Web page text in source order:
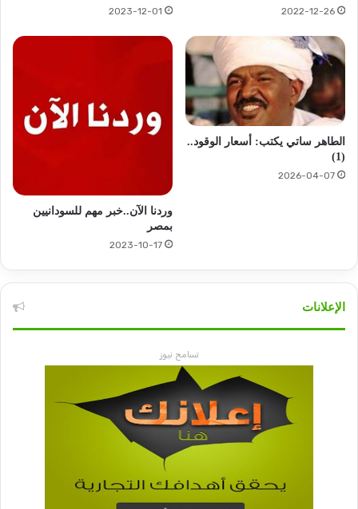
2022-12-26
2023-12-01
الطاهر ساتي يكتب: أسعار الوقود..
(1)
2026-04-07
وردنا الآن..خبر مهم للسودانيين
بمصر
2023-10-17
الإعلانات
تسامح نيوز